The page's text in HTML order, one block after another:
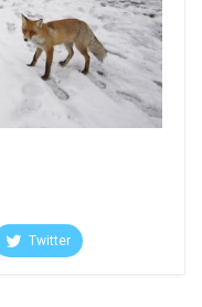
Twitter